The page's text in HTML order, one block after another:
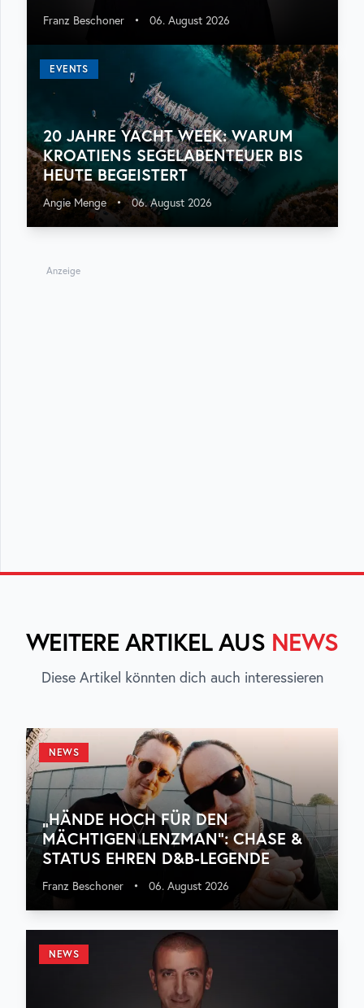
Franz Beschoner • 06. August 2026
EVENTS
20 JAHRE YACHT WEEK: WARUM
KROATIENS SEGELABENTEUER BIS
HEUTE BEGEISTERT
Angie Menge • 06. August 2026
Anzeige
WEITERE ARTIKEL AUS NEWS
Diese Artikel könnten dich auch interessieren
NEWS
„HÄNDE HOCH FÜR DEN
MÄCHTIGEN LENZMAN“: CHASE &
STATUS EHREN D&B-LEGENDE
Franz Beschoner • 06. August 2026
NEWS